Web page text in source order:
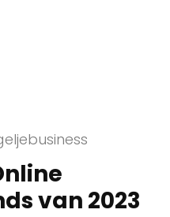
van 2023